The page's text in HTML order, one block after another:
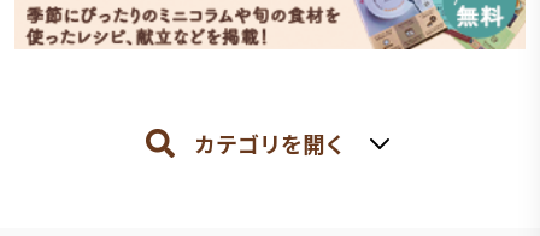
カテゴリを開く